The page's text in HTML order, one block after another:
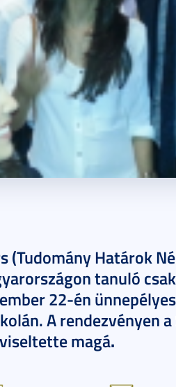
(Tudomány Határok
tanuló
22-én
A rendezvényen a
magá.